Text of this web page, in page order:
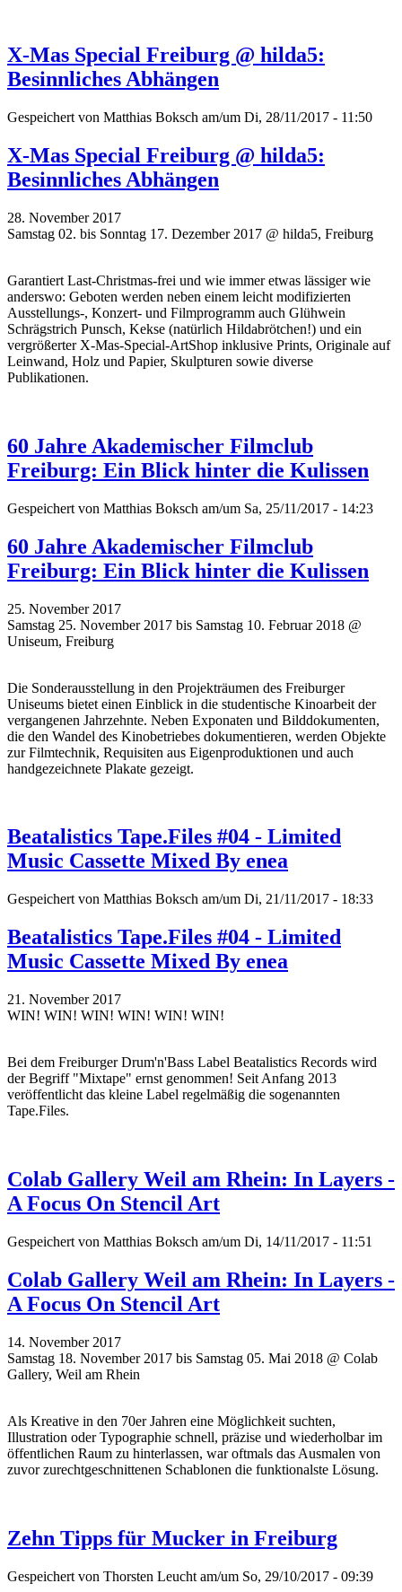
X-Mas Special Freiburg @ hilda5:
Besinnliches Abhängen
Gespeichert von Matthias Boksch am/um Di, 28/11/2017 - 11:50
X-Mas Special Freiburg @ hilda5:
Besinnliches Abhängen
28. November 2017
Samstag 02. bis Sonntag 17. Dezember 2017 @ hilda5, Freiburg
Garantiert Last-Christmas-frei und wie immer etwas lässiger wie
anderswo: Geboten werden neben einem leicht modifizierten
Ausstellungs-, Konzert- und Filmprogramm auch Glühwein
Schrägstrich Punsch, Kekse (natürlich Hildabrötchen!) und ein
vergrößerter X-Mas-Special-ArtShop inklusive Prints, Originale auf
Leinwand, Holz und Papier, Skulpturen sowie diverse
Publikationen.
60 Jahre Akademischer Filmclub
Freiburg: Ein Blick hinter die Kulissen
Gespeichert von Matthias Boksch am/um Sa, 25/11/2017 - 14:23
60 Jahre Akademischer Filmclub
Freiburg: Ein Blick hinter die Kulissen
25. November 2017
Samstag 25. November 2017 bis Samstag 10. Februar 2018 @
Uniseum, Freiburg
Die Sonderausstellung in den Projekträumen des Freiburger
Uniseums bietet einen Einblick in die studentische Kinoarbeit der
vergangenen Jahrzehnte. Neben Exponaten und Bilddokumenten,
die den Wandel des Kinobetriebes dokumentieren, werden Objekte
zur Filmtechnik, Requisiten aus Eigenproduktionen und auch
handgezeichnete Plakate gezeigt.
Beatalistics Tape.Files #04 - Limited
Music Cassette Mixed By enea
Gespeichert von Matthias Boksch am/um Di, 21/11/2017 - 18:33
Beatalistics Tape.Files #04 - Limited
Music Cassette Mixed By enea
21. November 2017
WIN! WIN! WIN! WIN! WIN! WIN!
Bei dem Freiburger Drum'n'Bass Label Beatalistics Records wird
der Begriff "Mixtape" ernst genommen! Seit Anfang 2013
veröffentlicht das kleine Label regelmäßig die sogenannten
Tape.Files.
Colab Gallery Weil am Rhein: In Layers -
A Focus On Stencil Art
Gespeichert von Matthias Boksch am/um Di, 14/11/2017 - 11:51
Colab Gallery Weil am Rhein: In Layers -
A Focus On Stencil Art
14. November 2017
Samstag 18. November 2017 bis Samstag 05. Mai 2018 @ Colab
Gallery, Weil am Rhein
Als Kreative in den 70er Jahren eine Möglichkeit suchten,
Illustration oder Typographie schnell, präzise und wiederholbar im
öffentlichen Raum zu hinterlassen, war oftmals das Ausmalen von
zuvor zurechtgeschnittenen Schablonen die funktionalste Lösung.
Zehn Tipps für Mucker in Freiburg
Gespeichert von Thorsten Leucht am/um So, 29/10/2017 - 09:39